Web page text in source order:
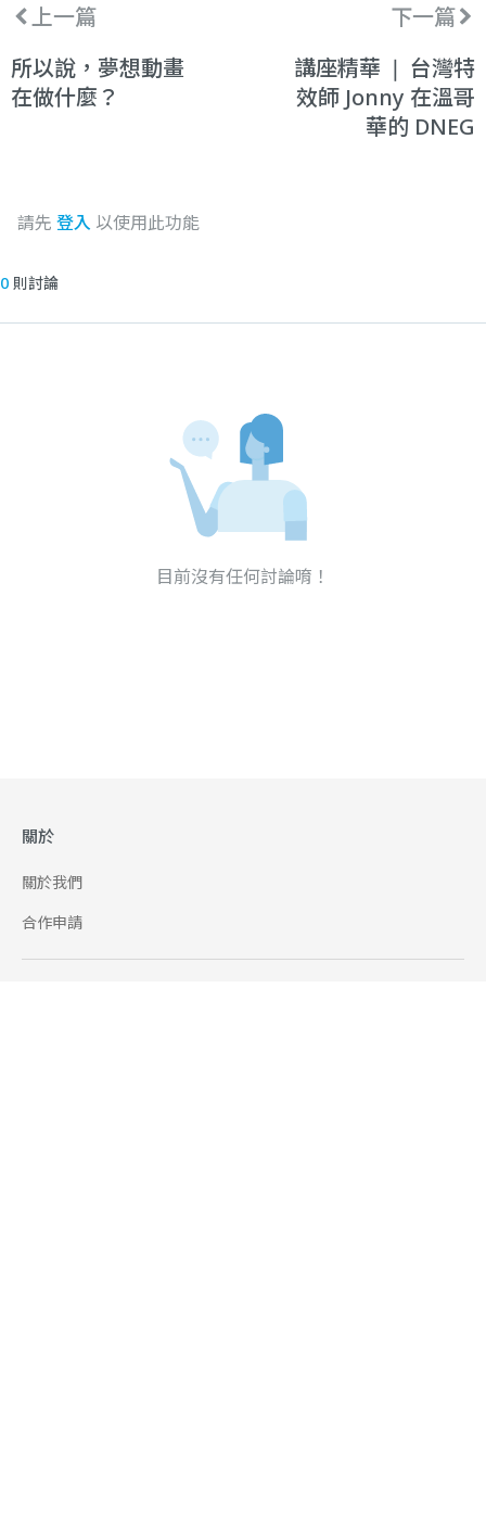
上一篇
所以說，夢想動畫
在做什麼？
下一篇
講座精華 ❘ 台灣特
效師 Jonny 在溫哥
華的 DNEG
請先 登入 以使用此功能
0 則討論
目前沒有任何討論唷！
關於
關於我們
合作申請